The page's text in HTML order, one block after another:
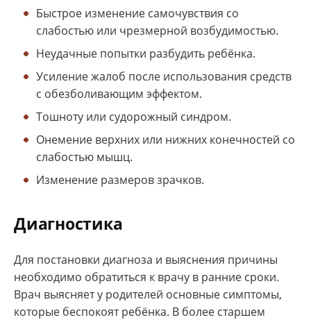
Быстрое изменение самочувствия со
слабостью или чрезмерной возбудимостью.
Неудачные попытки разбудить ребёнка.
Усиление жалоб после использования средств
с обезболивающим эффектом.
Тошноту или судорожный синдром.
Онемение верхних или нижних конечностей со
слабостью мышц.
Изменение размеров зрачков.
Диагностика
Для постановки диагноза и выяснения причины
необходимо обратиться к врачу в ранние сроки.
Врач выясняет у родителей основные симптомы,
которые беспокоят ребёнка. В более старшем